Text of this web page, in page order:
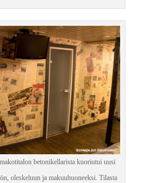
betonikellarista kuoriutui uusi
oleskeluun ja makuuhuoneeksi. Tilasta